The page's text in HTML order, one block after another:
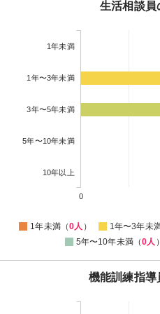
生活相談員
1年未満
1年〜3年未満
3年〜5年未満
5年〜10年未満
10年以上
0
1年未満（0人 ） 1年〜3年未
5年〜10年未満（0人 ）
機能訓練指導